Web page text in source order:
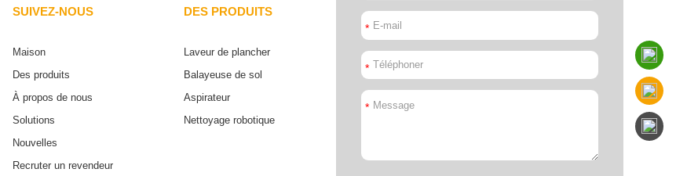
SUIVEZ-NOUS
Maison
Des produits
À propos de nous
Solutions
Nouvelles
Recruter un revendeur
DES PRODUITS
Laveur de plancher
Balayeuse de sol
Aspirateur
Nettoyage robotique
*
*
*